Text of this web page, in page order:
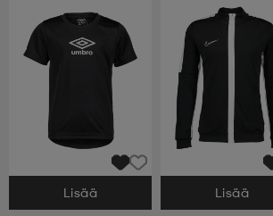
Valitse Koko
Lisää Valitse Koko
Lisää